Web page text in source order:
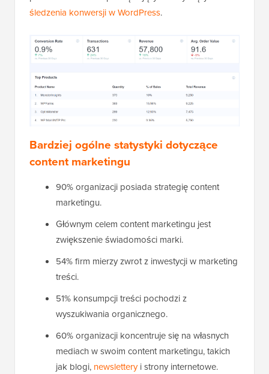
śledzenia konwersji w WordPress.
Bardziej ogólne statystyki dotyczące
content marketingu
90% organizacji posiada strategię content
marketingu.
Głównym celem content marketingu jest
zwiększenie świadomości marki.
54% firm mierzy zwrot z inwestycji w marketing
treści.
51% konsumpcji treści pochodzi z
wyszukiwania organicznego.
60% organizacji koncentruje się na własnych
mediach w swoim content marketingu, takich
jak blogi, newsletteryi strony internetowe.